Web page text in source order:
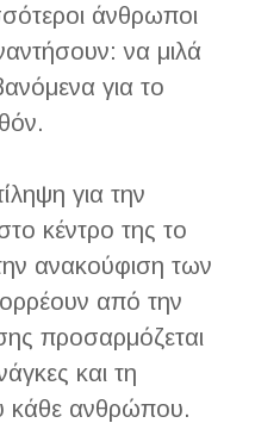
άνθρωποι
να μιλά
για το
για την
κέντρο της το
ανακούφιση των
από την
προσαρμόζεται
και τη
κάθε ανθρώπου.